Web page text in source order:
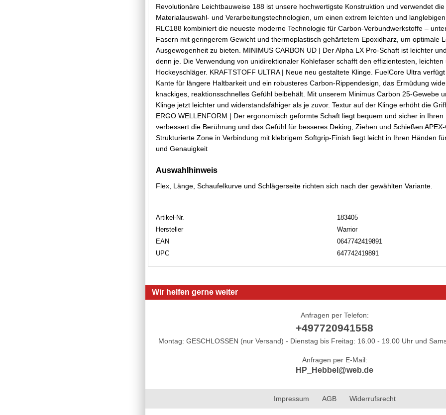
Revolutionäre Leichtbauweise 188 ist unsere hochwertigste Konstruktion und verwendet
Materialauswahl- und Verarbeitungstechnologien, um einen extrem leichten und
RLC188 kombiniert die neueste moderne Technologie für Carbon-Verbundwerkstoffe –
Fasern mit geringerem Gewicht und thermoplastisch gehärtetem Epoxidharz, um optimale
Ausgewogenheit zu bieten. MINIMUS CARBON UD | Der Alpha LX Pro-Schaft ist leichter
denn je. Die Verwendung von unidirektionaler Kohlefaser schafft den effizientesten,
Hockeyschläger. KRAFTSTOFF ULTRA | Neue neu gestaltete Klinge. FuelCore Ultra
Kante für längere Haltbarkeit und ein robusteres Carbon-Rippendesign, das Ermüdung
knackiges, reaktionsschnelles Gefühl beibehält. Mit unserem Minimus Carbon 25-Gewebe
Klinge jetzt leichter und widerstandsfähiger als je zuvor. Textur auf der Klinge erhöht die
ERGO WELLENFORM | Der ergonomisch geformte Schaft liegt bequem und sicher in Ihren
verbessert die Berührung und das Gefühl für besseres Deking, Ziehen und Schießen
Strukturierte Zone in Verbindung mit klebrigem Softgrip-Finish liegt leicht in Ihren Händen
und Genauigkeit
Auswahlhinweis
Flex, Länge, Schaufelkurve und Schlägerseite richten sich nach der gewählten Variante.
Artikel-Nr.
183405
Hersteller
Warrior
EAN
0647742419891
UPC
647742419891
Wir helfen gerne weiter
Anfragen per Telefon:
+497720941558
Montag: GESCHLOSSEN (nur Versand) - Dienstag bis Freitag: 16.00 - 19.00 Uhr und
Anfragen per E-Mail:
HP_Hebbel@web.de
Impressum AGB Widerrufsrecht